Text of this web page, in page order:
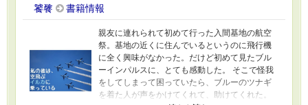
饕餮 書籍情報
親友に連れられて初めて行った入間基地の航空
祭。基地の近くに住んでいるというのに飛行機
に全く興味がなかった。だけど初めて見たブル
ーインパルスに、とても感動した。 そこで怪我
をしてしまって困っていたら、ブルーのツナギ
を着た人が声をかけてくれて、助けてくれた。